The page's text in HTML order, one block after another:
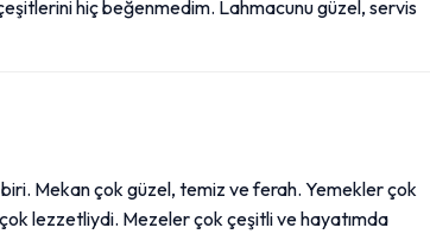
hiç beğenmedim. Lahmacunu güzel, servis
Mekan çok güzel, temiz ve ferah. Yemekler çok
lezzetliydi. Mezeler çok çeşitli ve hayatımda